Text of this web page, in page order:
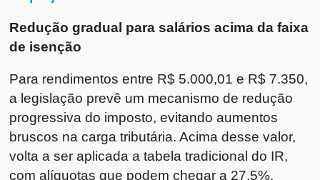
Redução gradual para salários acima da faixa
de isenção
Para rendimentos entre R$ 5.000,01 e R$ 7.350,
a legislação prevê um mecanismo de redução
progressiva do imposto, evitando aumentos
bruscos na carga tributária. Acima desse valor,
volta a ser aplicada a tabela tradicional do IR,
com alíquotas que podem chegar a 27,5%.